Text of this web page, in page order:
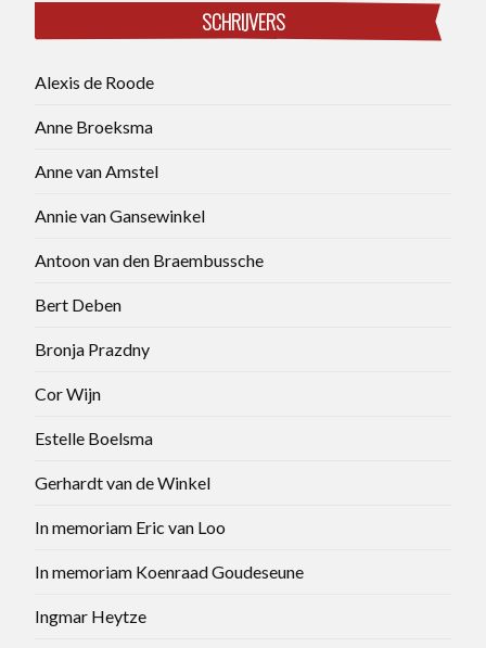
SCHRIJVERS
Alexis de Roode
Anne Broeksma
Anne van Amstel
Annie van Gansewinkel
Antoon van den Braembussche
Bert Deben
Bronja Prazdny
Cor Wijn
Estelle Boelsma
Gerhardt van de Winkel
In memoriam Eric van Loo
In memoriam Koenraad Goudeseune
Ingmar Heytze